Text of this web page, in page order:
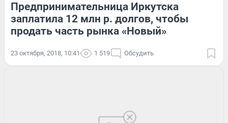
Предпринимательница Иркутска
заплатила 12 млн р. долгов, чтобы
продать часть рынка «Новый»
23 октября, 2018, 10:41 1 519 Обсудить